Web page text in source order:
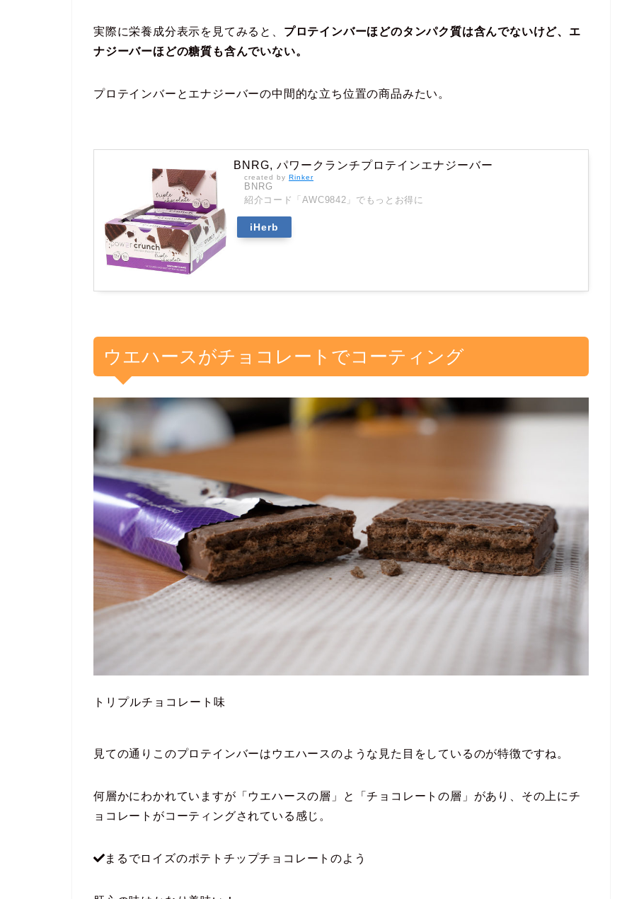
実際に栄養成分表示を見てみると、 プロテインバーほどのタンパク質は含んでないけど、エ
ナジーバーほどの糖質も含んでいない。
プロテインバーとエナジーバーの中間的な立ち位置の商品みたい。
BNRG, パワークランチプロテインエナジーバー
created by Rinker
BNRG
紹介コード「AWC9842」 でもっとお得に
iHerb
ウエハースがチョコレートでコーティング
トリプルチョコレート味
見ての通りこのプロテインバーはウエハースのような見た目をしているのが特徴ですね。
何層かにわかれていますが「ウエハースの層」と「チョコレートの層」があり、その上にチ
ョコレートがコーティングされている感じ。
まるでロイズのポテトチップチョコレートのよう